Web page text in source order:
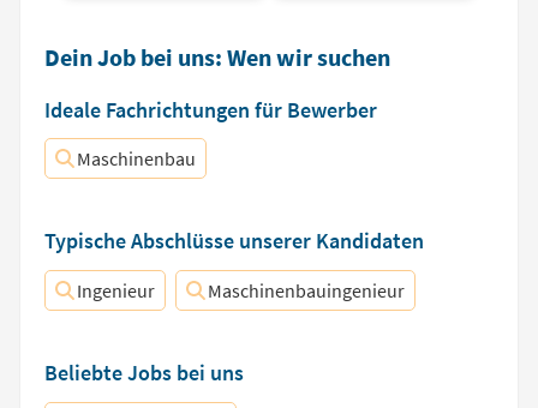
Dein Job bei uns: Wen wir suchen
Ideale Fachrichtungen für Bewerber
Maschinenbau
Typische Abschlüsse unserer Kandidaten
Ingenieur Maschinenbauingenieur
Beliebte Jobs bei uns